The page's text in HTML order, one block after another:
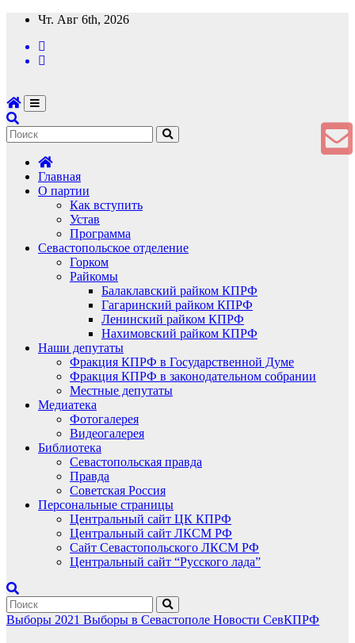
Перейти
содержимому
Чт. Авг 6th, 2026
Главная
О партии
Как вступить
Устав
Программа
Севастопольское отделение
Горком
Райкомы
Балаклавский райком КПРФ
Гагаринский райком КПРФ
Ленинский райком КПРФ
Нахимовский райком КПРФ
Наши депутаты
Фракция КПРФ в Государственной Думе
Фракция КПРФ в законодательном собрании
Местные депутаты
Медиатека
Фотогалерея
Видеогалерея
Библиотека
Севастопольская правда
Правда
Советская Россия
Персональные страницы
Центральный сайт ЦК КПРФ
Центральный сайт ЛКСМ РФ
Сайт Севастопольского ЛКСМ РФ
Центральный сайт “Русского лада”
Выборы 2021 Выборы в Севастополе Новости СевКПРФ